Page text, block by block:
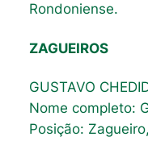
Rondoniense.
ZAGUEIROS
GUSTAVO
Nome completo:
Posição: